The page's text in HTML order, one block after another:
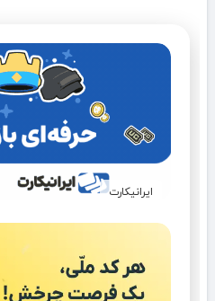
ایرانیکارت